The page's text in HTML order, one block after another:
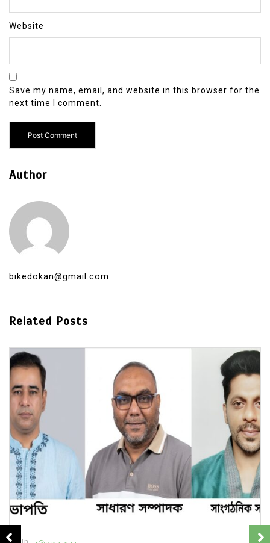
Website
Save my name, email, and website in this browser for the
next time I comment.
Author
bikedokan@gmail.com
Related Posts